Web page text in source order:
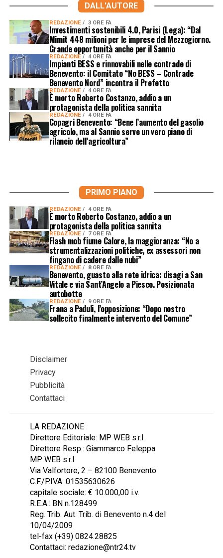
DALL'AUTORE
REDAZIONE 3 ORE FA
Investimenti sostenibili 4.0, Parisi (Lega): “Dal
Mimit 448 milioni per le imprese del Mezzogiorno.
Grande opportunità anche per il Sannio
REDAZIONE 4 ORE FA
Impianti BESS e rinnovabili nelle contrade di
Benevento: il Comitato “No BESS – Contrade
Benevento Nord” incontra il Prefetto
REDAZIONE 4 ORE FA
È morto Roberto Costanzo, addio a un
protagonista della politica sannita
REDAZIONE 4 ORE FA
Copagri Benevento: “Bene l’aumento del gasolio
agricolo, ma al Sannio serve un vero piano di
rilancio dell’agricoltura”
PRIMO PIANO
REDAZIONE 4 ORE FA
È morto Roberto Costanzo, addio a un
protagonista della politica sannita
REDAZIONE 7 ORE FA
Flash mob fiume Calore, la maggioranza: “No a
strumentalizzazioni politiche, ex assessori non
fingano di cadere dalle nubi”
REDAZIONE 8 ORE FA
Benevento, guasto alla rete idrica: disagi a San
Vitale e via Sant’Angelo a Piesco. Posizionata
autobotte
REDAZIONE 9 ORE FA
Frana a Paduli, l’opposizione: “Dopo nostro
sollecito finalmente intervento del Comune”
Disclaimer
Privacy
Pubblicità
Contattaci
LA REDAZIONE
Direttore Editoriale: MP WEB s.r.l.
Direttore Resp.: Giammarco Feleppa
MP WEB s.r.l.
Via Valfortore, 2 – 82100 Benevento
C.F./P.IVA: 01535630626
capitale sociale: € 10.000,00 i.v.
R.E.A.: BN n.128499
Reg. Trib. Aut. Trib. di Benevento n.4 del
10/04/2009
tel-fax (+39) 0824.28825
Contattaci: redazione@ntr24.tv